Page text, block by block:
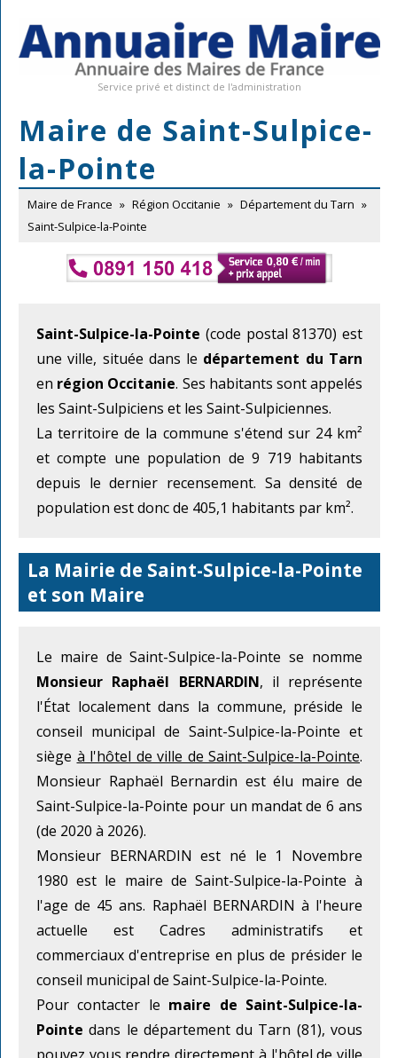
Service privé et distinct de l'administration
Maire de Saint-Sulpice-
la-Pointe
Maire de France » Région Occitanie » Département du Tarn »
Saint-Sulpice-la-Pointe
Saint-Sulpice-la-Pointe (code postal 81370) est
une ville, située dans le département du Tarn
en région Occitanie. Ses habitants sont appelés
les Saint-Sulpiciens et les Saint-Sulpiciennes.
La territoire de la commune s'étend sur 24 km²
et compte une population de 9 719 habitants
depuis le dernier recensement. Sa densité de
population est donc de 405,1 habitants par km².
La Mairie de Saint-Sulpice-la-Pointe
et son Maire
Le maire de Saint-Sulpice-la-Pointe se nomme
Monsieur Raphaël BERNARDIN, il représente
l'État localement dans la commune, préside le
conseil municipal de Saint-Sulpice-la-Pointe et
siège à l'hôtel de ville de Saint-Sulpice-la-Pointe.
Monsieur Raphaël Bernardin est élu maire de
Saint-Sulpice-la-Pointe pour un mandat de 6 ans
(de 2020 à 2026).
Monsieur BERNARDIN est né le 1 Novembre
1980 est le maire de Saint-Sulpice-la-Pointe à
l'age de 45 ans. Raphaël BERNARDIN à l'heure
actuelle est Cadres administratifs et
commerciaux d'entreprise en plus de présider le
conseil municipal de Saint-Sulpice-la-Pointe.
Pour contacter le maire de Saint-Sulpice-la-
Pointe dans le département du Tarn (81), vous